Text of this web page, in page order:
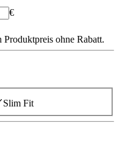
€
ohne Rabatt.
Slim Fit